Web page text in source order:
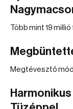
Több mint 19
Megtévesztő